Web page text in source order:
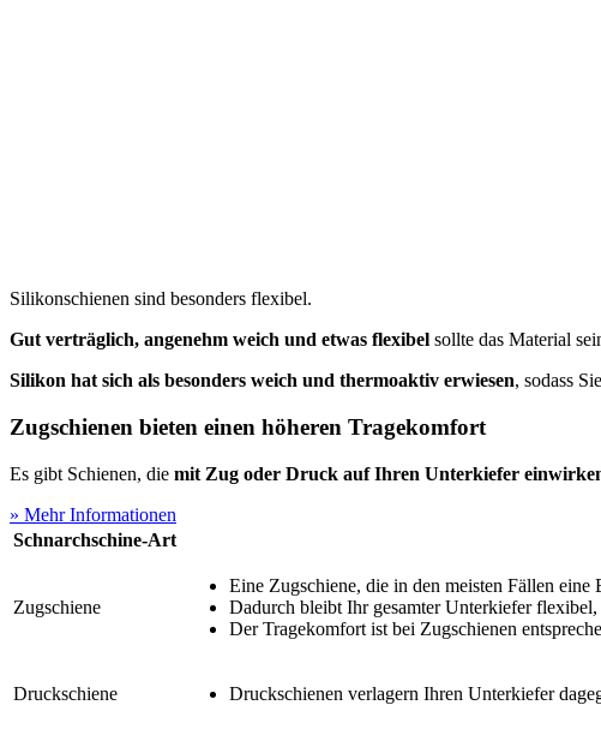
Silikonschienen sind besonders flexibel.
Gut verträglich, angenehm weich und etwas flexibel sollte das Material
Silikon hat sich als besonders weich und thermoaktiv erwiesen, sodass
Zugschienen bieten einen höheren Tragekomfort
Es gibt Schienen, die mit Zug oder Druck auf Ihren Unterkiefer
» Mehr Informationen
Schnarchschine-Art
Zugschiene
Eine Zugschiene, die in den meisten Fällen
Dadurch bleibt Ihr gesamter Unterkiefer
Der Tragekomfort ist bei Zugschienen
Druckschiene Druckschienen verlagern Ihren Unterkiefer